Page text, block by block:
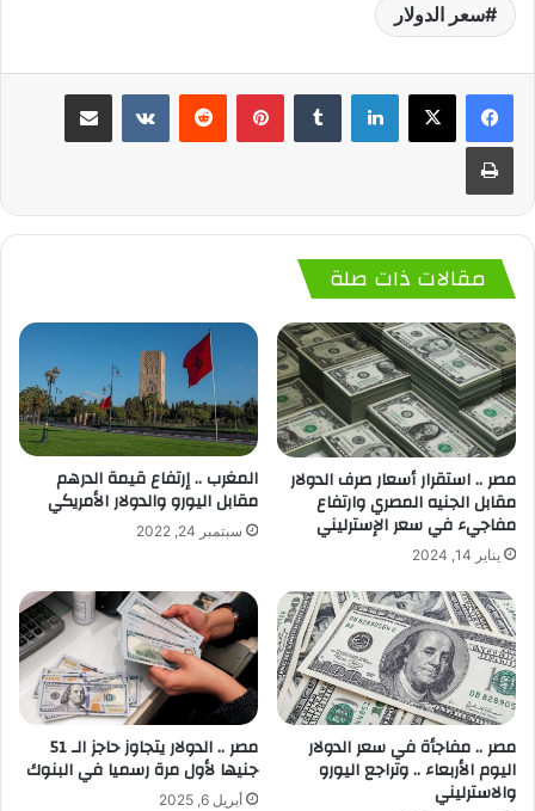
سعر الدولار
لينكدإن بينتيريست
مقالات ذات صلة
مصر .. استقرار أسعار صرف الدولار
مقابل الجنيه المصري وارتفاع
مفاجيء في سعر الإسترليني
يناير 14, 2024
المغرب .. إرتفاع قيمة الدرهم
مقابل اليورو والدولار الأمريكي
سبتمبر 24, 2022
مصر .. مفاجأة في سعر الدولار
اليوم الأربعاء .. وتراجع اليورو
والاسترليني
مصر .. الدولار يتجاوز حاجز الـ 51
جنيها لأول مرة رسميا في البنوك
أبريل 6, 2025